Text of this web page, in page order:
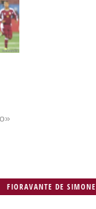
FIORAVANTE DE SIMONE